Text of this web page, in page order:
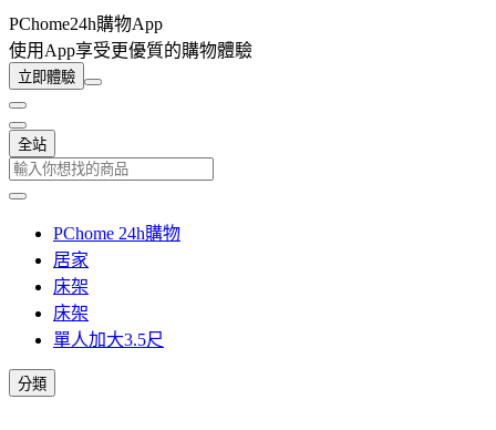
PChome24h購物App
使用App享受更優質的購物體驗
立即體驗
全站
PChome 24h購物
居家
床架
床架
單人加大3.5尺
分類